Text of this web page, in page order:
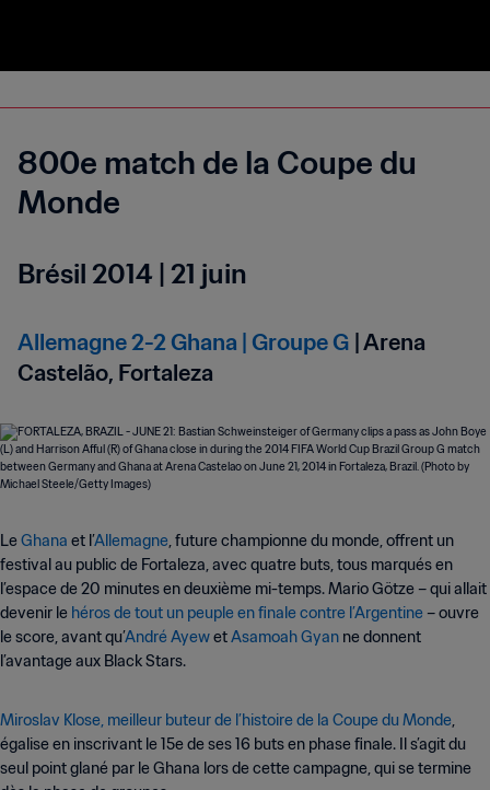
800e match de la Coupe du
Monde
Brésil 2014 | 21 juin
Allemagne 2-2 Ghana | Groupe G | Arena
Castelão, Fortaleza
LeGhana et l’Allemagne, future championne du monde, offrent un
festival au public de Fortaleza, avec quatre buts, tous marqués en
l’espace de 20 minutes en deuxième mi-temps. Mario Götze – qui allait
devenir le héros de tout un peuple en finale contre l’Argentine – ouvre
le score, avant qu’André AyewetAsamoah Gyan ne donnent
l’avantage aux Black Stars.
Miroslav Klose, meilleur buteur de l’histoire de la Coupe du Monde,
égalise en inscrivant le 15e de ses 16 buts en phase finale. Il s’agit du
seul point glané par le Ghana lors de cette campagne, qui se termine